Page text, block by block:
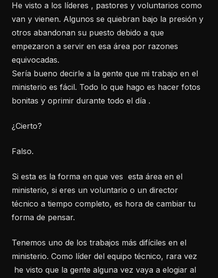
He visto a los líderes , pastores y voluntarios como
van y vienen. Algunos se quiebran bajo la presión y
otros abandonan su puesto debido a que
empezaron a servir en esa área por razones
equivocadas.
Sería bueno decirle a la gente que mi trabajo en el
ministerio es fácil. Todo lo que hago es hacer fotos
bonitas y oprimir durante todo el día .
¿Cierto?
Falso.
Si esta es la forma en que ves esta área en el
ministerio, si eres un voluntario o un director
técnico a tiempo completo, es hora de cambiar tu
forma de pensar.
Tenemos uno de los trabajos más difíciles en el
ministerio. Como líder del equipo técnico, rara vez
he visto que la gente alguna vez vaya a elogiar al